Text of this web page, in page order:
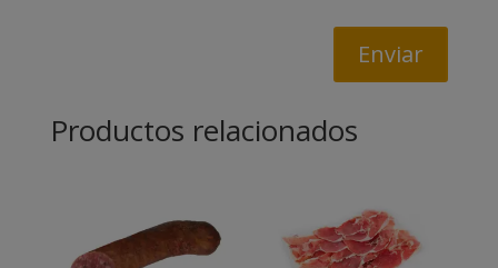
Enviar
Productos relacionados